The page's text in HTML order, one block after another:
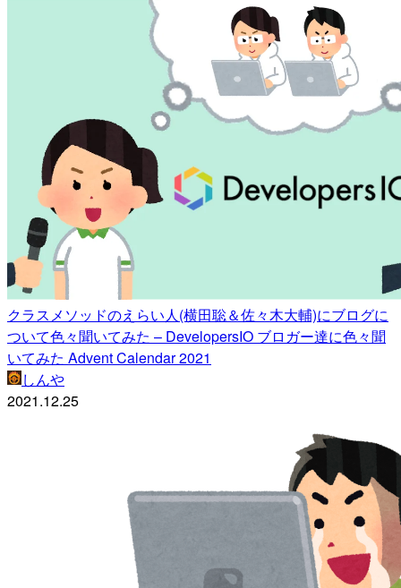
クラスメソッドのえらい人(横田聡＆佐々木大輔)にブログに
ついて色々聞いてみた – DevelopersIO ブロガー達に色々聞
いてみた Advent Calendar 2021
しんや
2021.12.25